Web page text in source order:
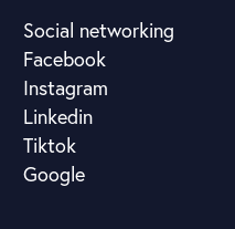
Social networking
Facebook
Instagram
Linkedin
Tiktok
Google